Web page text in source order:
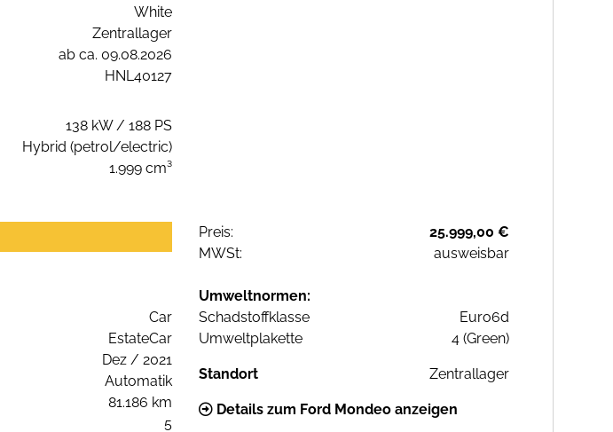
White
Zentrallager
ab ca. 09.08.2026
HNL40127
138 kW / 188 PS
Hybrid (petrol/electric)
1.999 cm³
Preis:
25.999,00 €
MWSt:
ausweisbar
Car
EstateCar
Dez / 2021
Automatik
81.186 km
5
Umweltnormen:
Schadstoffklasse
Euro6d
Umweltplakette
4 (Green)
Standort Zentrallager
Details zum Ford Mondeo anzeigen